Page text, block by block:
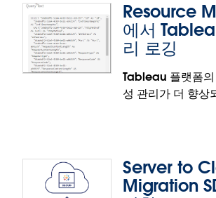
모든 Tableau Cloud 사이트에서 성공
모든 로그인 시도, 관리자가 주요 플랫
적용한 변경 사항, Tableau Prep 흐름
고 쓰는지 모니터링할 수 있습니다.
키보드로 액세스할 수 있는
사용자는 Tableau Cloud, Tableau
Public에서 마우스 없이도 도구 설명에
Resource
에서
리 로깅
Tableau 플랫폼
성 관리가 더 향상
Server to
Migration